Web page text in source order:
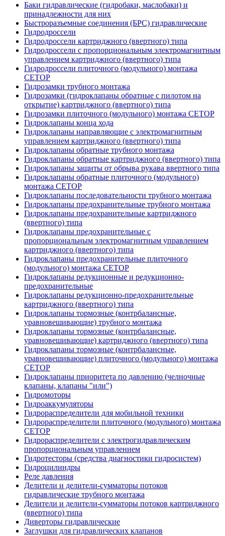
Баки гидравлические (гидробаки, маслобаки) и
принадлежности для них
Быстроразъемные соединения (БРС) гидравлические
Гидродроссели
Гидродроссели картриджного (ввертного) типа
Гидродроссели с пропорциональным электромагнитным
управлением картриджного (ввертного) типа
Гидродроссели плиточного (модульного) монтажа
CETOP
Гидрозамки трубного монтажа
Гидрозамки (гидроклапаны обратные с пилотом на
открытие) картриджного (ввертного) типа
Гидрозамки плиточного (модульного) монтажа CETOP
Гидроклапаны конца хода
Гидроклапаны направляющие с электромагнитным
управлением картриджного (ввертного) типа
Гидроклапаны обратные трубного монтажа
Гидроклапаны обратные картриджного (ввертного) типа
Гидроклапаны защиты от обрыва рукава ввертного типа
Гидроклапаны обратные плиточного (модульного)
монтажа CETOP
Гидроклапаны последовательности трубного монтажа
Гидроклапаны предохранительные трубного монтажа
Гидроклапаны предохранительные картриджного
(ввертного) типа
Гидроклапаны предохранительные с
пропорциональным электромагнитным управлением
картриджного (ввертного) типа
Гидроклапаны предохранительные плиточного
(модульного) монтажа CETOP
Гидроклапаны редукционные и редукционно-
предохранительные
Гидроклапаны редукционно-предохранительные
картриджного (ввертного) типа
Гидроклапаны тормозные (контрбалансные,
уравновешивающие) трубного монтажа
Гидроклапаны тормозные (контрбалансные,
уравновешивающие) картриджного (ввертного) типа
Гидроклапаны тормозные (контрбалансные,
уравновешивающие) плиточного (модульного) монтажа
CETOP
Гидроклапаны приоритета по давлению (челночные
клапаны, клапаны "или")
Гидромоторы
Гидроаккумуляторы
Гидрораспределители для мобильной техники
Гидрораспределители плиточного (модульного) монтажа
СЕТОР
Гидрораспределители с электрогидравлическим
пропорциональным управлением
Гидротесторы (средства диагностики гидросистем)
Гидроцилиндры
Реле давления
Делители и делители-сумматоры потоков
гидравлические трубного монтажа
Делители и делители-сумматоры потоков картриджного
(ввертного) типа
Диверторы гидравлические
Заглушки для гидравлических клапанов